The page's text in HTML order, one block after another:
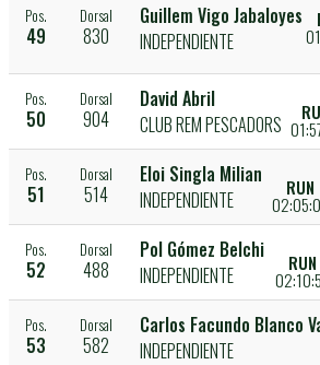
Pos.
49
Dorsal
830
Guillem Vigo Jabaloyes
INDEPENDIENTE
Pos.
50
Dorsal
904
David Abril
CLUB REM PESCADORS
Pos.
51
Dorsal
514
Eloi Singla Milian
INDEPENDIENTE
RUN
Pos.
52
Dorsal
488
Pol Gómez Belchi
INDEPENDIENTE
RUN
Pos.
53
Dorsal
582
Carlos Facundo Blanco
INDEPENDIENTE